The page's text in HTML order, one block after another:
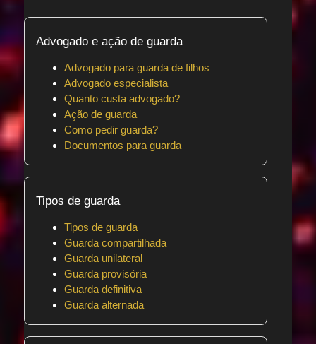
Advogado e ação de guarda
Advogado para guarda de filhos
Advogado especialista
Quanto custa advogado?
Ação de guarda
Como pedir guarda?
Documentos para guarda
Tipos de guarda
Tipos de guarda
Guarda compartilhada
Guarda unilateral
Guarda provisória
Guarda definitiva
Guarda alternada